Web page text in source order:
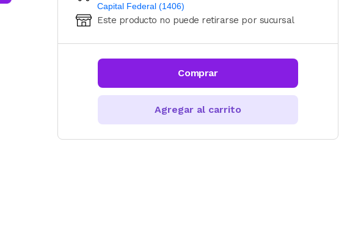
Capital Federal (1406)
Ingresá código postal (sólo números)
CALCULAR
Este producto no puede retirarse por sucursal
Comprar
Agregar al carrito